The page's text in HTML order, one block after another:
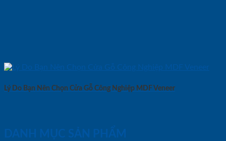
Lý Do Bạn Nên Chọn Cửa Gỗ Công Nghiệp MDF Veneer
DANH MỤC SẢN PHẨM